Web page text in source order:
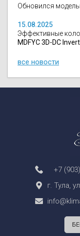
Обновился
15.08.2025
Эффективные
MDFYC 3D-DC
все новости
+7
г. Тула,